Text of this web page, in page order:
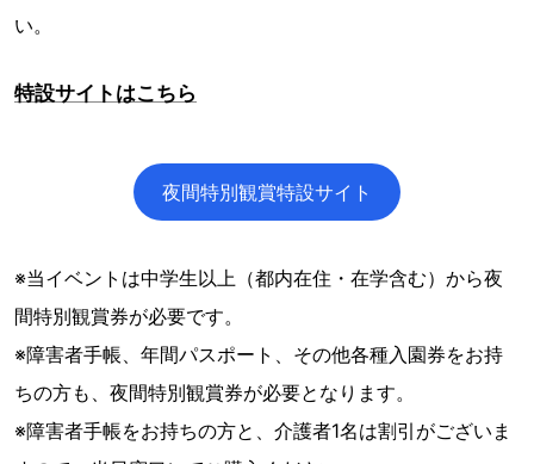
い。
特設サイトはこちら
夜間特別観賞特設サイト
※当イベントは中学生以上（都内在住・在学含む）から夜
間特別観賞券が必要です。
※障害者手帳、年間パスポート、その他各種入園券をお持
ちの方も、夜間特別観賞券が必要となります。
※障害者手帳をお持ちの方と、介護者1名は割引がございま